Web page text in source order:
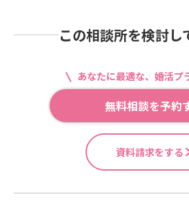
この相談所を検討し
あなたに最適な、婚活プ
無料相談を予約
資料請求をする